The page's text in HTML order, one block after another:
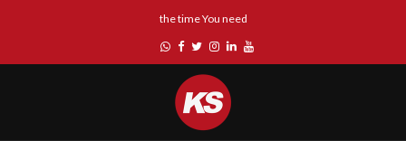
the time You need